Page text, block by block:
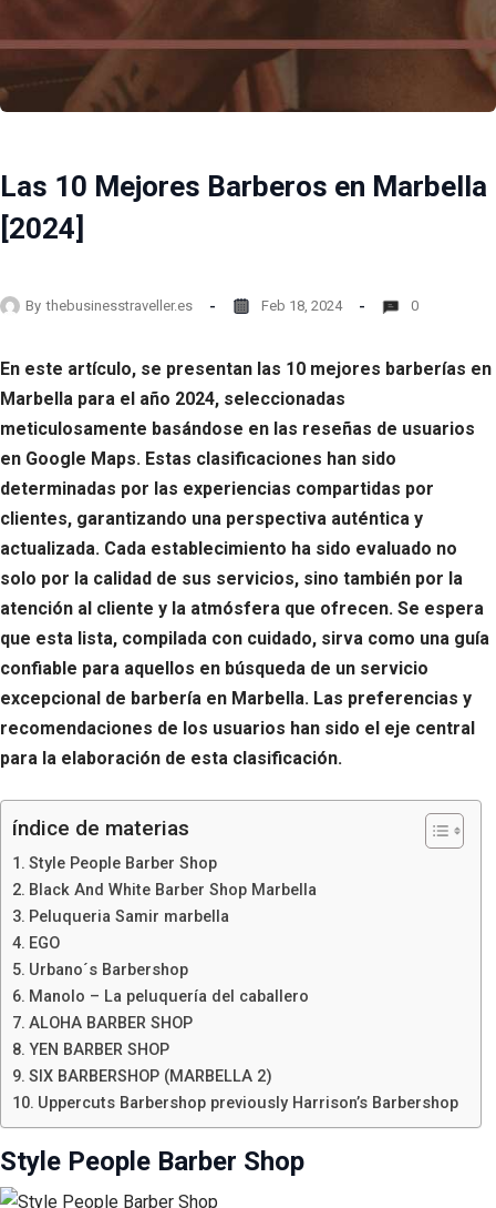
Las 10 Mejores Barberos en Marbella
[2024]
By thebusinesstraveller.es Feb 18, 2024 0
En este artículo, se presentan las 10 mejores barberías en
Marbella para el año 2024, seleccionadas
meticulosamente basándose en las reseñas de usuarios
en Google Maps. Estas clasificaciones han sido
determinadas por las experiencias compartidas por
clientes, garantizando una perspectiva auténtica y
actualizada. Cada establecimiento ha sido evaluado no
solo por la calidad de sus servicios, sino también por la
atención al cliente y la atmósfera que ofrecen. Se espera
que esta lista, compilada con cuidado, sirva como una guía
confiable para aquellos en búsqueda de un servicio
excepcional de barbería en Marbella. Las preferencias y
recomendaciones de los usuarios han sido el eje central
para la elaboración de esta clasificación.
índice de materias
Style People Barber Shop
Black And White Barber Shop Marbella
Peluqueria Samir marbella
EGO
Urbano´s Barbershop
Manolo – La peluquería del caballero
ALOHA BARBER SHOP
YEN BARBER SHOP
SIX BARBERSHOP (MARBELLA 2)
Uppercuts Barbershop previously Harrison’s Barbershop
Style People Barber Shop